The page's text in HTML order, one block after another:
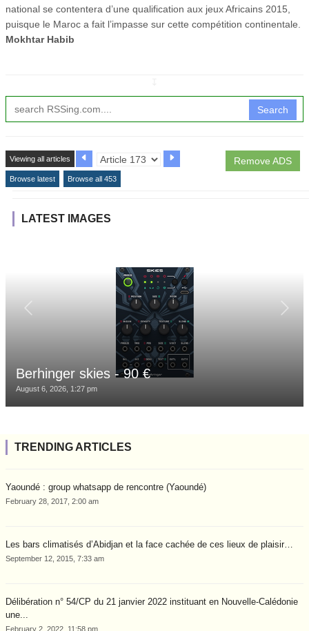
national se contentera d’une qualification aux jeux Africains 2015,
puisque le Maroc a fait l’impasse sur cette compétition continentale.
Mokhtar Habib
Search
Remove ADS
Viewing all articles
Browse latest Browse all 453
LATEST IMAGES
Berhinger skies - 90 €
August 6, 2026, 1:27 pm
TRENDING ARTICLES
Yaoundé : group whatsapp de rencontre (Yaoundé)
February 28, 2017, 2:00 am
Les bars climatisés d’Abidjan et la face cachée de ces lieux de plaisir…
September 12, 2015, 7:33 am
Délibération n° 54/CP du 21 janvier 2022 instituant en Nouvelle-Calédonie
une...
February 2, 2022, 11:58 pm